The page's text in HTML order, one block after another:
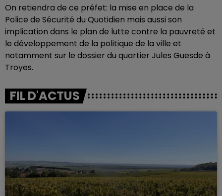
On retiendra de ce préfet: la mise en place de la
Police de Sécurité du Quotidien mais aussi son
implication dans le plan de lutte contre la pauvreté et
le développement de la politique de la ville et
notamment sur le dossier du quartier Jules Guesde à
Troyes.
FIL D'ACTUS